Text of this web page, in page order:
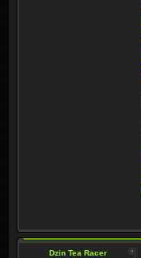
Dzin Tea Racer